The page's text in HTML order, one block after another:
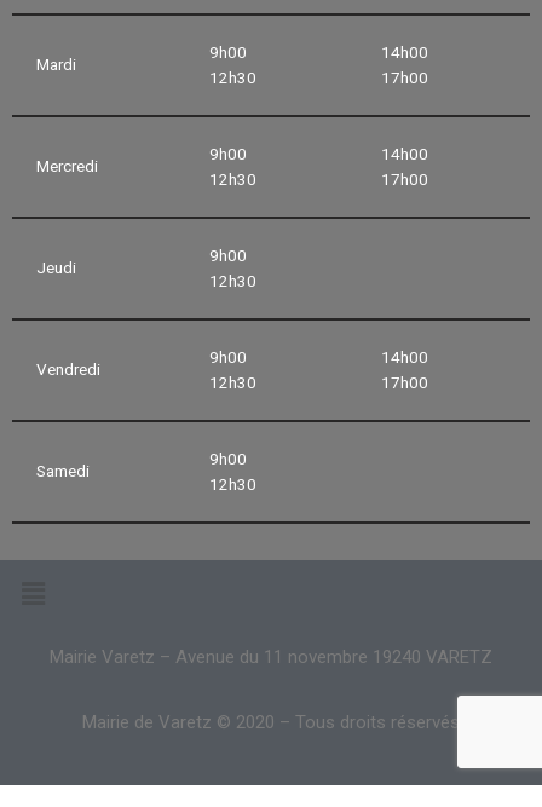
Mardi
9h00
12h30
14h00
17h00
Mercredi
9h00
12h30
14h00
17h00
Jeudi
9h00
12h30
Vendredi
9h00
12h30
14h00
17h00
Samedi
9h00
12h30
Mairie Varetz – Avenue du 11 novembre 19240 VARETZ
Mairie de Varetz © 2020 – Tous droits réservés